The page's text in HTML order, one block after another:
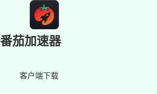
番茄加速器
客户端下载